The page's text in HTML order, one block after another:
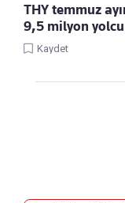
THY temmuz
9,5 milyon yolcu
Kaydet